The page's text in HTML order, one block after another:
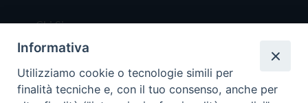
Chi Siamo
Redazione
Scrivici
Informativa
Utilizziamo cookie o tecnologie simili per
finalità tecniche e, con il tuo consenso, anche per